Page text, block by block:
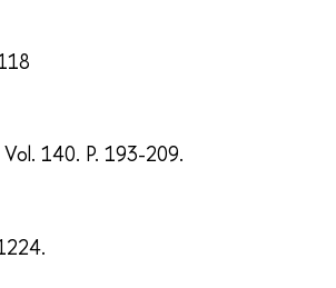
140. P. 193-209.